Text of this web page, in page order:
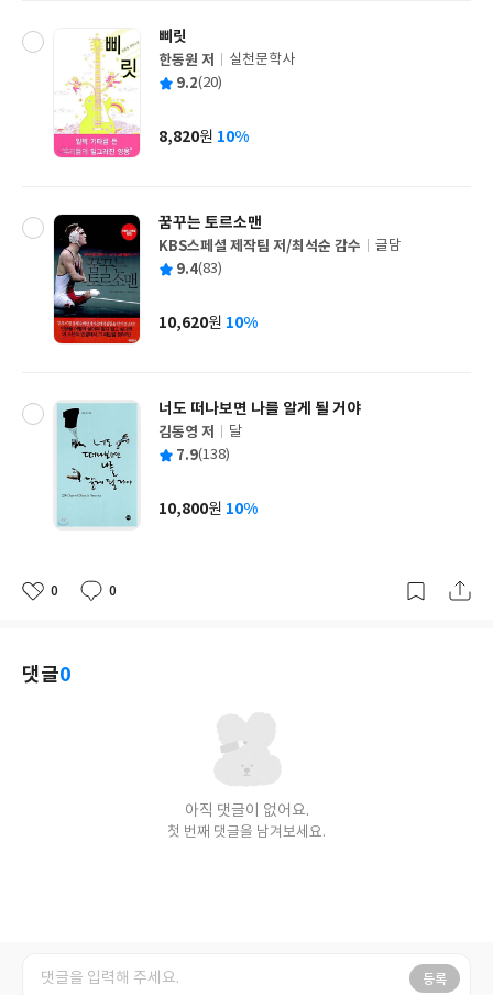
삐릿
글
쓴
한동원 저
출
사
실천문학사
평 9.2(20)
가
8,820원 10%
꿈꾸는 토르소맨
글
쓴
KBS스페셜 제작팀 저/최석순 감수
출
사
글담
평 9.4(83)
가
10,620원 10%
너도 떠나보면 나를 알게 될 거야
글
쓴
김동영 저
출
사
달
평 7.9(138)
가
10,800원 10%
좋
0
댓
0
작
댓글0
아직 댓글이 없어요.
첫 번째 댓글을 남겨보세요.
등록